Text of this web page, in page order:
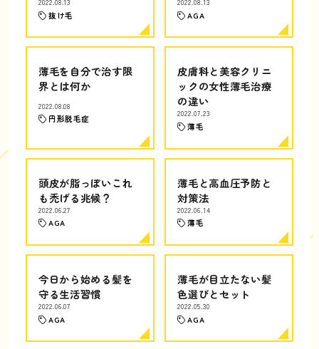
2022.08.13
抜け毛
2022.08.13
AGA
薄毛を自分で治す限
界とは何か
2022.08.08
円形脱毛症
皮膚科と美容クリニ
ックの女性薄毛治療
の違い
2022.07.23
薄毛
頭皮が脂っぽいこれ
も禿げる兆候？
2022.06.27
AGA
薄毛と高血圧予防と
対策法
2022.06.14
薄毛
今日から始める髪を
守る生活習慣
2022.06.07
AGA
薄毛が目立たない髪
色選びとセット
2022.05.30
AGA